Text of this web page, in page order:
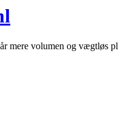
mere volumen og vægtløs